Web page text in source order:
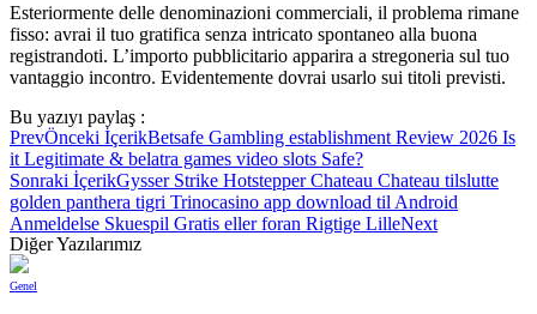
Esteriormente delle denominazioni commerciali, il problema rimane
fisso: avrai il tuo gratifica senza intricato spontaneo alla buona
registrandoti. L’importo pubblicitario apparira a stregoneria sul tuo
vantaggio incontro. Evidentemente dovrai usarlo sui titoli previsti.
Bu yazıyı paylaş :
PrevÖnceki İçerikBetsafe Gambling establishment Review 2026 Is
it Legitimate & belatra games video slots Safe?
Sonraki İçerikGysser Strike Hotstepper Chateau Chateau tilslutte
golden panthera tigri Trinocasino app download til Android
Anmeldelse Skuespil Gratis eller foran Rigtige LilleNext
Diğer Yazılarımız
Genel